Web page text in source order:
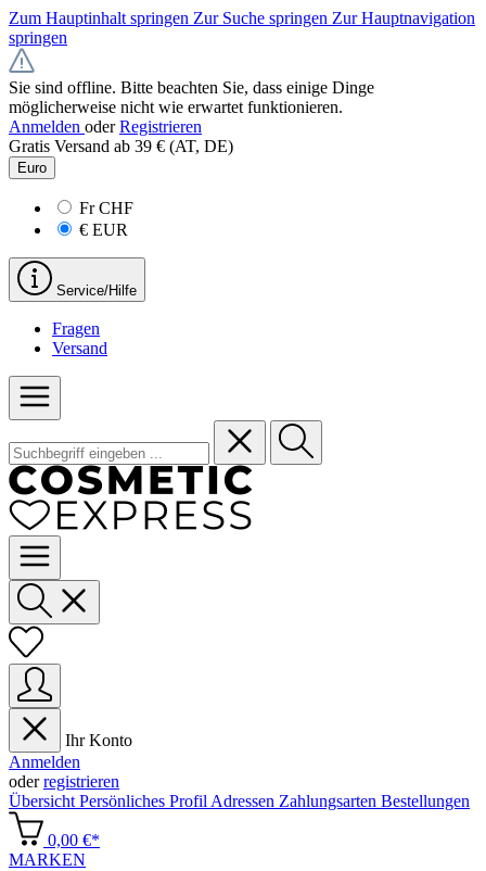
Zum Hauptinhalt springen Zur Suche springen Zur Hauptnavigation
springen
Sie sind offline. Bitte beachten Sie, dass einige Dinge
möglicherweise nicht wie erwartet funktionieren.
Anmelden oder Registrieren
Gratis Versand ab 39 € (AT, DE)
Euro
FrCHF
€ EUR
Service/Hilfe
Fragen
Versand
Ihr Konto
Anmelden
oderregistrieren
Übersicht Persönliches Profil Adressen Zahlungsarten Bestellungen
0,00 €*
MARKEN